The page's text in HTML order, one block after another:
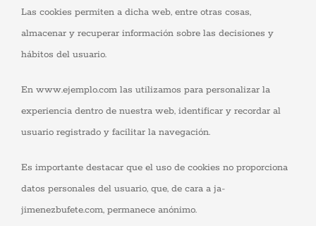
Las cookies permiten a dicha web, entre otras cosas,
almacenar y recuperar información sobre las decisiones y
hábitos del usuario.
En www.ejemplo.com las utilizamos para personalizar la
experiencia dentro de nuestra web, identificar y recordar al
usuario registrado y facilitar la navegación.
Es importante destacar que el uso de cookies no proporciona
datos personales del usuario, que, de cara a ja-
jimenezbufete.com, permanece anónimo.